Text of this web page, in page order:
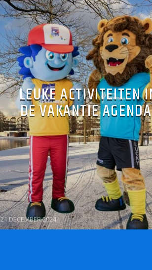
LEUKE ACTIVITEITEN
DE VAKANTIE AGENDA
21 DECEMBER 2024